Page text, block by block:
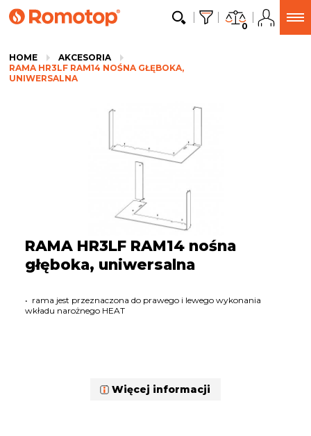
0
HOME
AKCESORIA
RAMA HR3LF RAM14 NOŚNA GŁĘBOKA,
UNIWERSALNA
RAMA HR3LF RAM14 nośna
głęboka, uniwersalna
• rama jest przeznaczona do prawego i lewego wykonania
wkładu narożnego HEAT
Więcej informacji